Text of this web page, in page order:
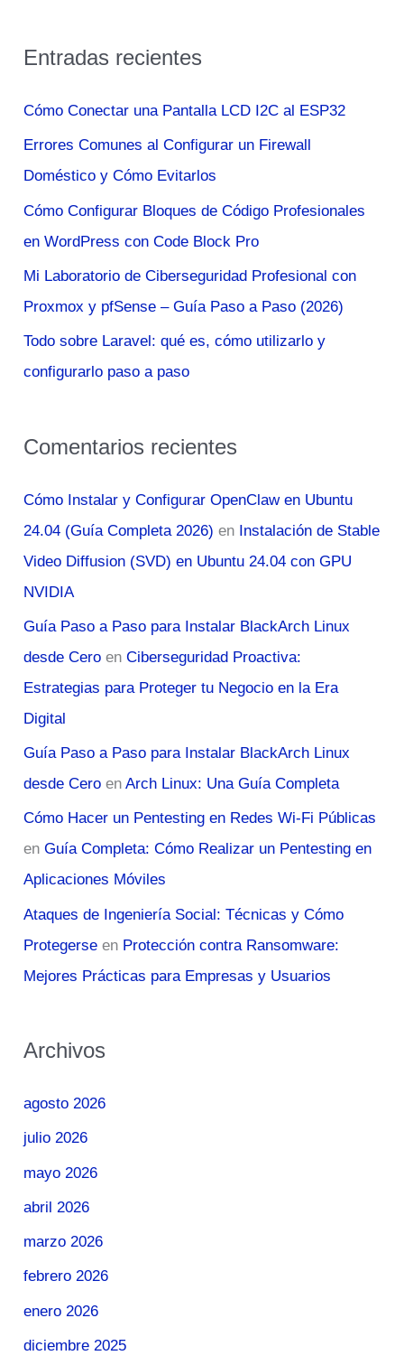
Innovación
poder
aéreo
c
p
o
r
:
Entradas recientes
Cómo Conectar una Pantalla LCD I2C al ESP32
Errores Comunes al Configurar un Firewall
Doméstico y Cómo Evitarlos
Cómo Configurar Bloques de Código Profesionales
en WordPress con Code Block Pro
Mi Laboratorio de Ciberseguridad Profesional con
Proxmox y pfSense – Guía Paso a Paso (2026)
Todo sobre Laravel: qué es, cómo utilizarlo y
configurarlo paso a paso
Comentarios recientes
Cómo Instalar y Configurar OpenClaw en Ubuntu
24.04 (Guía Completa 2026) en Instalación de Stable
Video Diffusion (SVD) en Ubuntu 24.04 con GPU
NVIDIA
Guía Paso a Paso para Instalar BlackArch Linux
desde Cero enCiberseguridad Proactiva:
Estrategias para Proteger tu Negocio en la Era
Digital
Guía Paso a Paso para Instalar BlackArch Linux
desde Cero enArch Linux: Una Guía Completa
Cómo Hacer un Pentesting en Redes Wi-Fi Públicas
enGuía Completa: Cómo Realizar un Pentesting en
Aplicaciones Móviles
Ataques de Ingeniería Social: Técnicas y Cómo
Protegerse en Protección contra Ransomware:
Mejores Prácticas para Empresas y Usuarios
Archivos
agosto 2026
julio 2026
mayo 2026
abril 2026
marzo 2026
febrero 2026
enero 2026
diciembre 2025